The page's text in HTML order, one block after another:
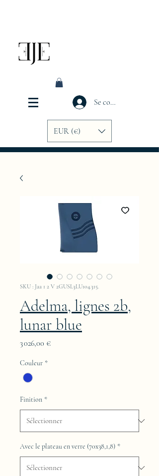
Se connecter
EUR (€)
SKU : Jaa 1 2 V 2GUSL3LU104.315.
Adelma, lignes 2b,
lunar blue
3 026,00 €Prix
Couleur *
Finition *
Avec le plateau en verre (70x38,1,8) *